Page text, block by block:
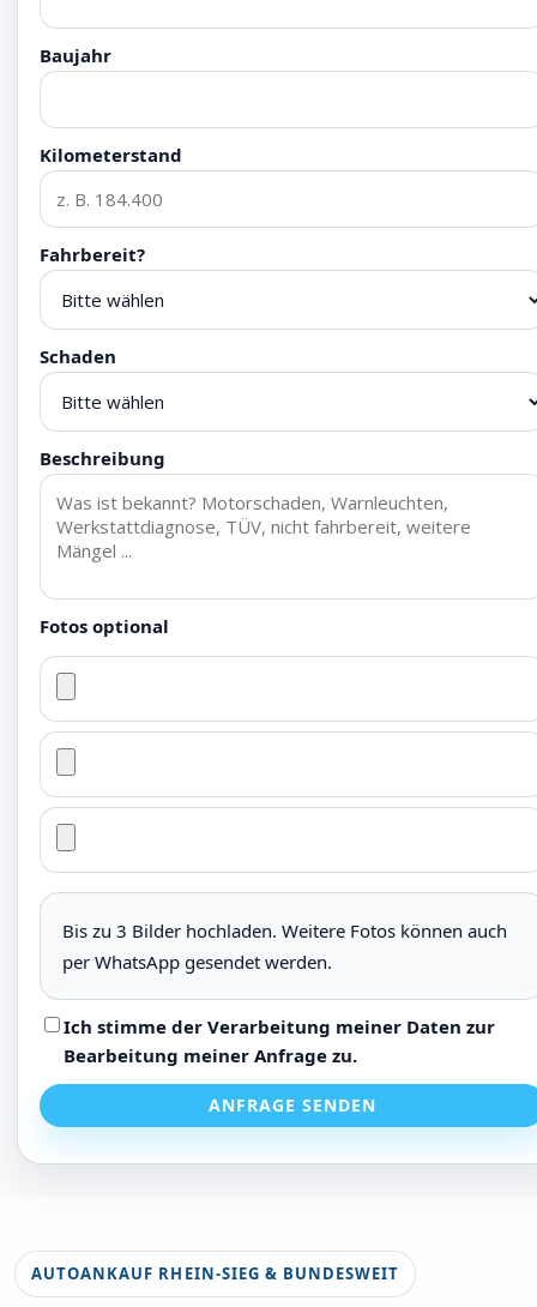
Baujahr
Kilometerstand
Fahrbereit?
Schaden
Beschreibung
Fotos optional
Bis zu 3 Bilder hochladen. Weitere Fotos können auch
per WhatsApp gesendet werden.
Ich stimme der Verarbeitung meiner Daten zur
Bearbeitung meiner Anfrage zu.
ANFRAGE SENDEN
AUTOANKAUF RHEIN-SIEG & BUNDESWEIT